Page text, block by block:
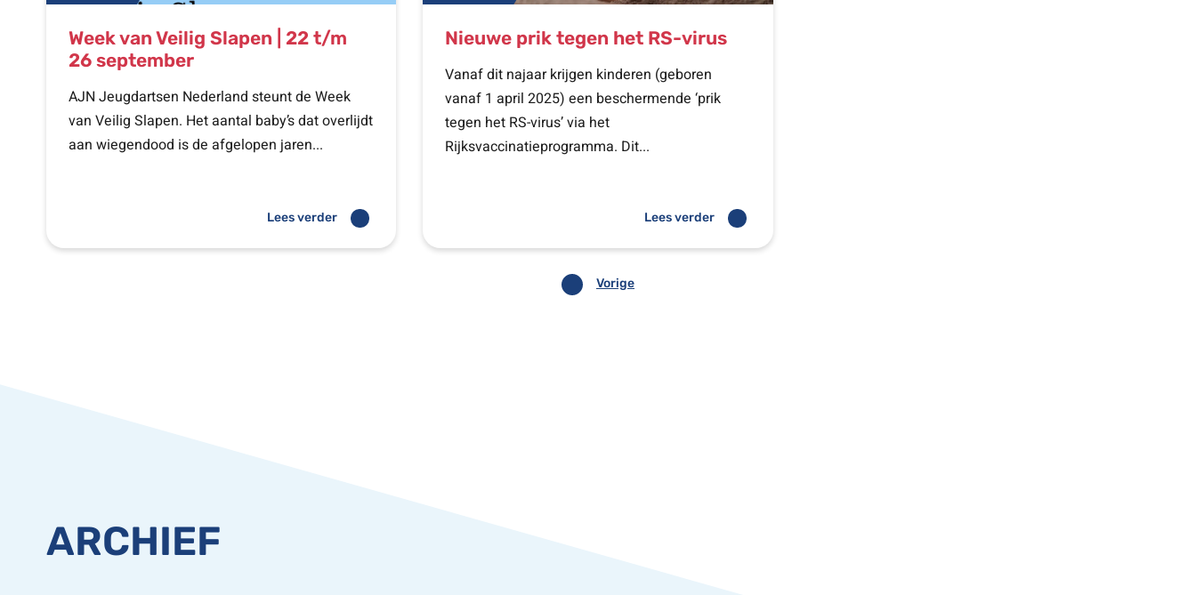
Week van Veilig Slapen | 22 t/m
26 september
AJN Jeugdartsen Nederland steunt de Week
van Veilig Slapen. Het aantal baby’s dat overlijdt
aan wiegendood is de afgelopen jaren...
Lees verder
Nieuwe prik tegen het RS-virus
Vanaf dit najaar krijgen kinderen (geboren
vanaf 1 april 2025) een beschermende ‘prik
tegen het RS-virus’ via het
Rijksvaccinatieprogramma. Dit...
Lees verder
Vorige
ARCHIEF